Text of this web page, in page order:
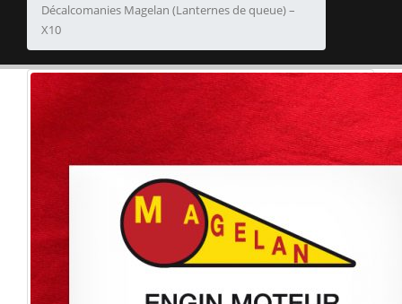
Décalcomanies Magelan (Lanternes de queue) –
X10